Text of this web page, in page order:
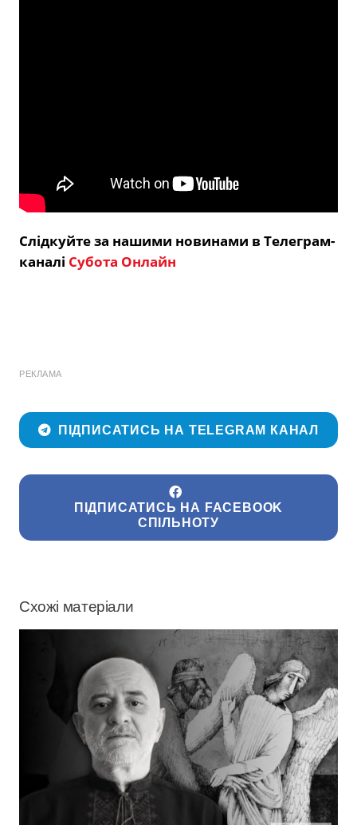
Слідкуйте за нашими новинами в Телеграм-
каналі Субота Онлайн
РЕКЛАМА
ПІДПИСАТИСЬ НА TELEGRAM КАНАЛ
ПІДПИСАТИСЬ НА FACEBOOK
СПІЛЬНОТУ
Схожі матеріали